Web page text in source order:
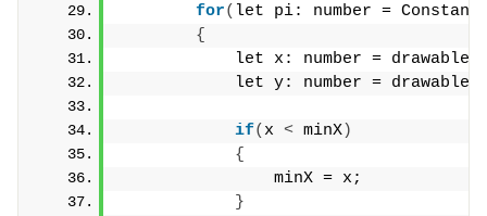
for( let pi: number =
{
let x: number =
let y: number =
if( x < minX)
{
                minX = x;
}